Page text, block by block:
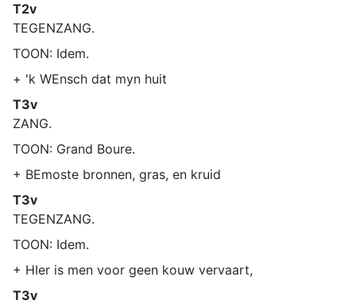
T2v
TEGENZANG.
TOON: Idem.
+ 'k WEnsch dat myn huit
T3v
ZANG.
TOON: Grand Boure.
+ BEmoste bronnen, gras, en kruid
T3v
TEGENZANG.
TOON: Idem.
+ HIer is men voor geen kouw vervaart,
T3v